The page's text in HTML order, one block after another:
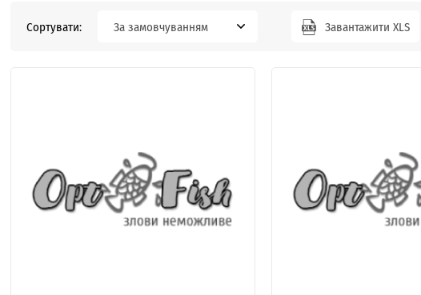
Сортувати: За замовчуванням Завантажити XLS